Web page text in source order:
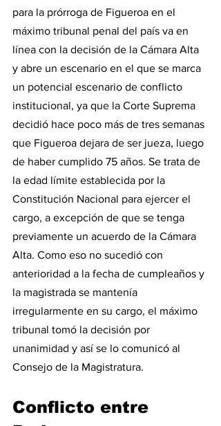
para la prórroga de Figueroa en el
máximo tribunal penal del país va en
línea con la decisión de la Cámara Alta
y abre un escenario en el que se marca
un potencial escenario de conflicto
institucional, ya que la Corte Suprema
decidió hace poco más de tres semanas
que Figueroa dejara de ser jueza, luego
de haber cumplido 75 años. Se trata de
la edad límite establecida por la
Constitución Nacional para ejercer el
cargo, a excepción de que se tenga
previamente un acuerdo de la Cámara
Alta. Como eso no sucedió con
anterioridad a la fecha de cumpleaños y
la magistrada se mantenía
irregularmente en su cargo, el máximo
tribunal tomó la decisión por
unanimidad y así se lo comunicó al
Consejo de la Magistratura.
Conflicto entre